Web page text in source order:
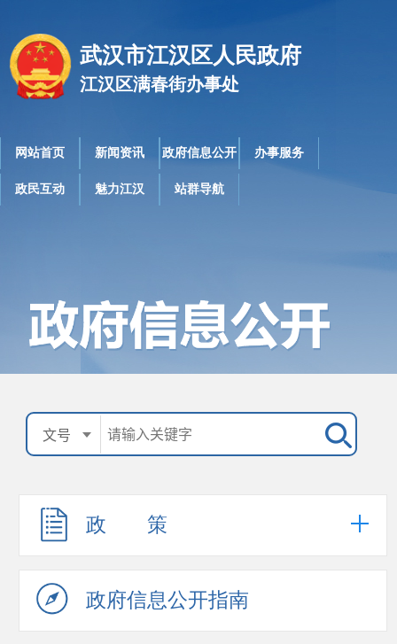
武汉市江汉区人民政府
江汉区满春街办事处
网站首页 新闻资讯 政府信息公开 办事服务
政民互动 魅力江汉 站群导航
政 策
政府信息公开指南